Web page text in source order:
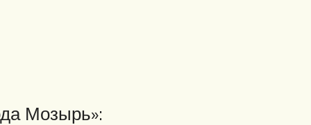
Мозырь»: